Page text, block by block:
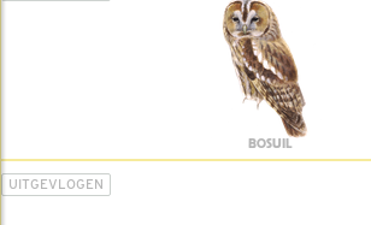
BOSUIL
UITGEVLOGEN